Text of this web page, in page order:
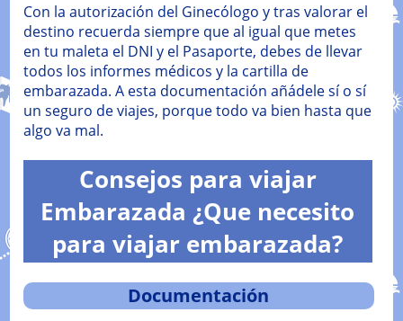
Con la autorización del Ginecólogo y tras valorar el
destino recuerda siempre que al igual que metes
en tu maleta el DNI y el Pasaporte, debes de llevar
todos los informes médicos y la cartilla de
embarazada. A esta documentación añádele sí o sí
un seguro de viajes, porque todo va bien hasta que
algo va mal.
Consejos para viajar
Embarazada ¿Que necesito
para viajar embarazada?
Documentación